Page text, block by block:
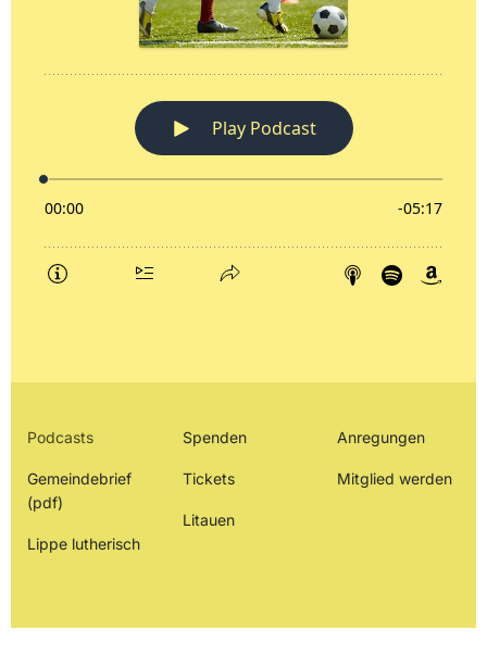
Podcasts
Gemeindebrief
(pdf)
Lippe lutherisch
Spenden
Tickets
Litauen
Anregungen
Mitglied werden